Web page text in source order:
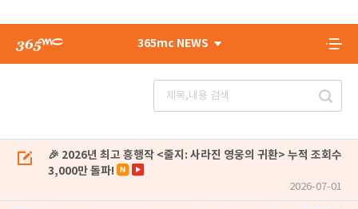
365mc NEWS
🎉 2026년 최고 흥행작 <줄지: 사라진 영웅의 귀환> 누적 조회수
3,000만 돌파!
2026-07-01